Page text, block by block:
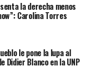
la derecha menos
Carolina Torres
le pone la lupa al
Didier Blanco en la UNP